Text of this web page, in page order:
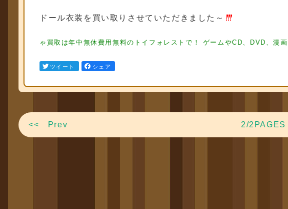
ドール衣装を買い取りさせていただきました～
ゃ買取は年中無休費用無料のトイフォレストで！ ゲームやCD、DVD、漫
ツイート シェア
2/2PAGES
<< Prev